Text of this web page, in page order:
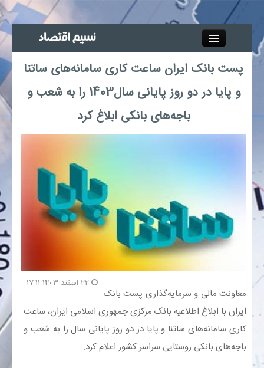
جذب خبرنگار
آگهی استخدام
اجتماعی
صنعت معدن و تجارت
بیمه و بورس
بانک
اقتصاد
پست بانک ایران ساعت کاری سامانه‌های ساتنا
و پایا در دو روز پایانی سال1403 را به شعب و
باجه‌های بانکی ابلاغ کرد
معاونت مالی و سرمایه‌گذاری پست بانک
ایران با ابلاغ اطلاعیه بانک مرکزی جمهوری اسلامی ایران، ساعت
کاری سامانه‌های ساتنا و پایا در دو روز پایانی سال را به شعب و
باجه‌های بانکی روستایی سراسر کشور اعلام کرد.